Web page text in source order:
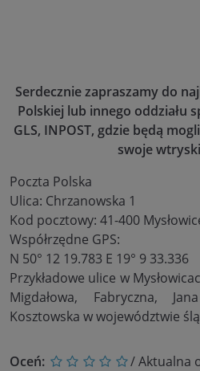
Serdecznie zapraszamy do
Polskiej lub innego oddziału
GLS, INPOST, gdzie będą
swoje
Poczta Polska
Ulica: Chrzanowska 1
Kod pocztowy: 41-400
Współrzędne GPS:
N 50° 12 19.783 E 19° 9 33.336
Przykładowe ulice w
Migdałowa, Fabryczna,
Kosztowska w województwie
Oceń: / Aktualna